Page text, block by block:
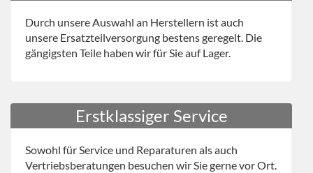
Durch unsere Auswahl an Herstellern ist auch
unsere Ersatzteilversorgung bestens geregelt. Die
gängigsten Teile haben wir für Sie auf Lager.
Erstklassiger Service
Sowohl für Service und Reparaturen als auch
Vertriebsberatungen besuchen wir Sie gerne vor Ort.